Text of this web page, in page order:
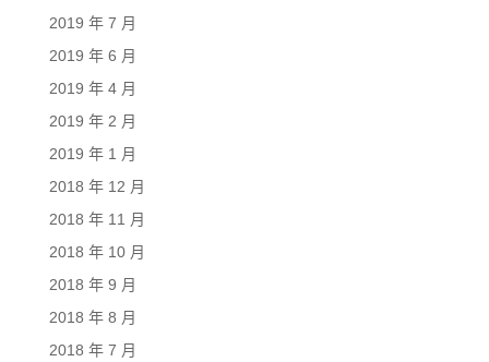
2019 年 7 月
2019 年 6 月
2019 年 4 月
2019 年 2 月
2019 年 1 月
2018 年 12 月
2018 年 11 月
2018 年 10 月
2018 年 9 月
2018 年 8 月
2018 年 7 月